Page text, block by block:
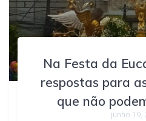
Na Festa da
respostas para
que não
junho 19,